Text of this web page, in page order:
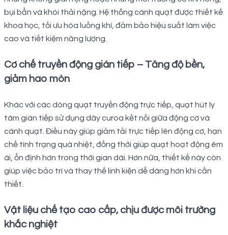
bụi bẩn và khói thải nặng. Hệ thống cánh quạt được thiết kế
khoa học, tối ưu hóa luồng khí, đảm bảo hiệu suất làm việc
cao và tiết kiệm năng lượng.
Cơ chế truyền động gián tiếp – Tăng độ bền,
giảm hao mòn
Khác với các dòng quạt truyền động trực tiếp, quạt hút ly
tâm gián tiếp sử dụng dây curoa kết nối giữa động cơ và
cánh quạt. Điều này giúp giảm tải trực tiếp lên động cơ, hạn
chế tình trạng quá nhiệt, đồng thời giúp quạt hoạt động êm
ái, ổn định hơn trong thời gian dài. Hơn nữa, thiết kế này còn
giúp việc bảo trì và thay thế linh kiện dễ dàng hơn khi cần
thiết.
Vật liệu chế tạo cao cấp, chịu được môi trường
khắc nghiệt